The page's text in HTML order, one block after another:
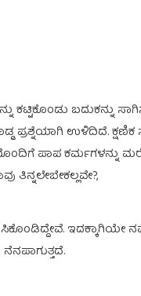
ಬದುಕನ್ನು
ಪ್ರಶ್ನೆಯಾಗಿ ಉಳಿದಿದೆ. ಕ್ಷಣಿಕ
ಪಾಪ ಕರ್ಮಗಳನ್ನು
ಇದಕ್ಕಾಗಿಯೇ